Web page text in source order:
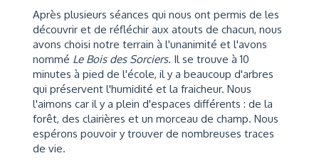
Après plusieurs séances qui nous ont permis de les
découvrir et de réfléchir aux atouts de chacun, nous
avons choisi notre terrain à l'unanimité et l'avons
nommé Le Bois des Sorciers. Il se trouve à 10
minutes à pied de l'école, il y a beaucoup d'arbres
qui préservent l'humidité et la fraicheur. Nous
l'aimons car il y a plein d'espaces différents : de la
forêt, des clairières et un morceau de champ. Nous
espérons pouvoir y trouver de nombreuses traces
de vie.